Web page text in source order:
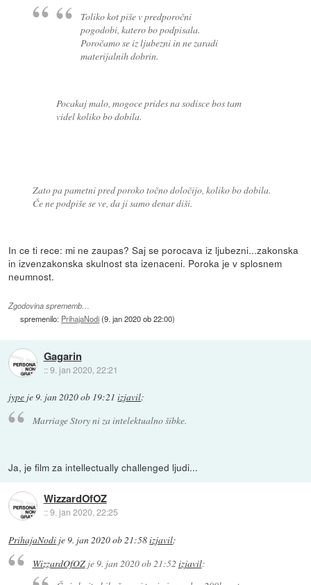
Toliko kot piše v predporočni
pogodobi, katero bo podpisala.
Poročamo se iz ljubezni in ne zaradi
materijalnih dobrin.
Pocakaj malo, mogoce prides na sodisce bos tam
videl koliko bo dobila.
Zato pa pametni pred poroko točno določijo, koliko bo dobila.
Če ne podpiše se ve, da ji samo denar diši.
In ce ti rece: mi ne zaupas? Saj se porocava iz ljubezni...zakonska
in izvenzakonska skulnost sta izenaceni. Poroka je v splosnem
neumnost.
Zgodovina sprememb…
spremenilo: PrihajaNodi(9. jan 2020 ob 22:00)
Gagarin
::9. jan 2020, 22:21
jype je9. jan 2020 ob 19:21 izjavil:
Marriage Story ni za intelektualno šibke.
Ja, je film za intellectually challenged ljudi...
WizzardOfOZ
::9. jan 2020, 22:25
PrihajaNodi je9. jan 2020 ob 21:58izjavil:
WizzardOfOZje 9. jan 2020 ob 21:52 izjavil: